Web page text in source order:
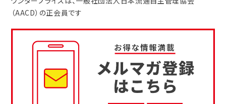
（AACD） の正会員です